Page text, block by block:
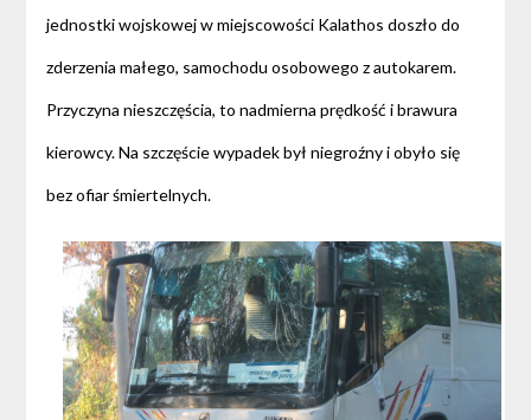
jednostki wojskowej w miejscowości Kalathos doszło do
zderzenia małego, samochodu osobowego z autokarem.
Przyczyna nieszczęścia, to nadmierna prędkość i brawura
kierowcy. Na szczęście wypadek był niegroźny i obyło się
bez ofiar śmiertelnych.